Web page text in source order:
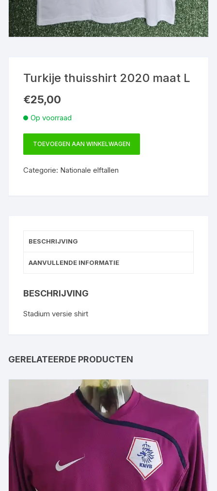
Turkije thuisshirt 2020 maat L
€25,00
Op voorraad
2020
TOEVOEGEN AAN WINKELWAGEN
Categorie: Nationale elftallen
BESCHRIJVING
AANVULLENDE INFORMATIE
BESCHRIJVING
Stadium versie shirt
GERELATEERDE PRODUCTEN